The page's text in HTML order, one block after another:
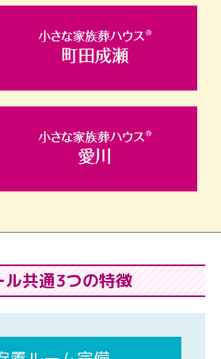
ル共通3つの特徴